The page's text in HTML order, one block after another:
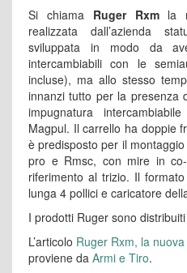
Si chiama Ruger Rxmla
realizzata dall’azienda
sviluppata in modo da
intercambiabili con le
incluse), ma allo stesso
innanzi tutto per la presenza
impugnatura
Magpul. Il carrello ha doppie
è predisposto per il
pro e Rmsc, con mire in
riferimento al trizio. Il
lunga 4 pollici e caricatore
I prodotti Ruger sono
L’articolo Ruger Rxm, la
proviene da Armi e Tiro.